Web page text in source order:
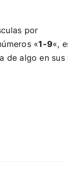
por
«1-9«,
de algo en sus